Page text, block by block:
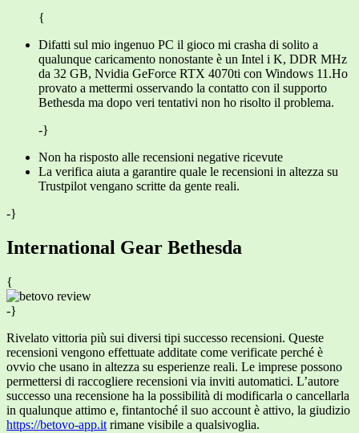
{
Difatti sul mio ingenuo PC il gioco mi crasha di solito a
qualunque caricamento nonostante è un Intel i K, DDR MHz
da 32 GB, Nvidia GeForce RTX 4070ti con Windows 11.Ho
provato a mettermi osservando la contatto con il supporto
Bethesda ma dopo veri tentativi non ho risolto il problema.
-}
Non ha risposto alle recensioni negative ricevute
La verifica aiuta a garantire quale le recensioni in altezza su
Trustpilot vengano scritte da gente reali.
-}
International Gear Bethesda
{
-}
Rivelato vittoria più sui diversi tipi successo recensioni. Queste
recensioni vengono effettuate additate come verificate perché è
ovvio che usano in altezza su esperienze reali. Le imprese possono
permettersi di raccogliere recensioni via inviti automatici. L’autore
successo una recensione ha la possibilità di modificarla o cancellarla
in qualunque attimo e, fintantoché il suo account è attivo, la giudizio
https://betovo-app.it rimane visibile a qualsivoglia.